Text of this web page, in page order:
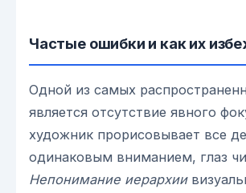
Частые ошибки и как их
Одной из самых
является отсутствие явного
художник прорисовывает все
одинаковым вниманием, глаз
Непонимание иерархии